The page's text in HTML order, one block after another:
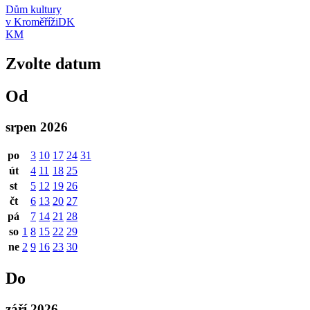
Dům kultury
v KroměřížiDK
KM
Zvolte datum
Od
srpen 2026
po 3 10 17 24 31
út
4 11 18 25
st
5 12 19 26
čt
6 13 20 27
pá
7 14 21 28
so 1 8 15 22 29
ne 2 9 16 23 30
Do